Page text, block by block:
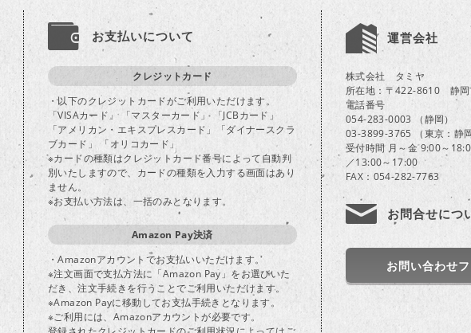
お支払いについて
クレジットカード
・以下のクレジットカードがご利用いただけます。
「VISAカード」 「マスターカード」 「JCBカード」
「アメリカン・エキスプレスカード」「ダイナースクラ
ブカード」 「オリコカード」
※カードの種類はクレジットカード番号によって自動判
別いたしますので、カードの種類を入力する画面はあり
ません。
※お支払い方法は、一括のみとなります。
Amazon Pay決済
・Amazonアカウントでお支払いいただけます。
※注文画面で支払方法に「Amazon Pay」をお選びいた
だき、注文手続きを行うことでご利用いただけます。
※Amazon Payに移動してお支払手続きとなります。
※ご利用には、Amazonアカウントが必要です。
運営会社
株式会社 タミヤ
所在地：〒422-8610 静岡
電話番号
054-283-0003 （静岡）
03-3899-3765 （東京：静
受付時間 月～金 9:00～
／13:00～17:00
FAX：054-282-7763
お問合せにつ
お問い合わせ